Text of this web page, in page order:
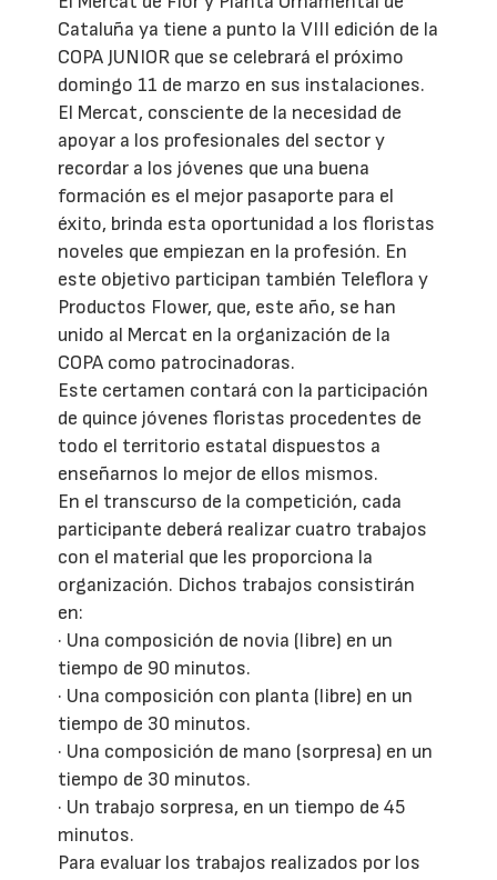
Cataluña ya tiene a punto la VIII edición de la
COPA JUNIOR que se celebrará el próximo
domingo 11 de marzo en sus instalaciones.
El Mercat, consciente de la necesidad de
apoyar a los profesionales del sector y
recordar a los jóvenes que una buena
formación es el mejor pasaporte para el
éxito, brinda esta oportunidad a los floristas
noveles que empiezan en la profesión. En
este objetivo participan también Teleflora y
Productos Flower, que, este año, se han
unido al Mercat en la organización de la
COPA como patrocinadoras.
Este certamen contará con la participación
de quince jóvenes floristas procedentes de
todo el territorio estatal dispuestos a
enseñarnos lo mejor de ellos mismos.
En el transcurso de la competición, cada
participante deberá realizar cuatro trabajos
con el material que les proporciona la
organización. Dichos trabajos consistirán
en:
· Una composición de novia (libre) en un
tiempo de 90 minutos.
· Una composición con planta (libre) en un
tiempo de 30 minutos.
· Una composición de mano (sorpresa) en un
tiempo de 30 minutos.
· Un trabajo sorpresa, en un tiempo de 45
minutos.
Para evaluar los trabajos realizados por los